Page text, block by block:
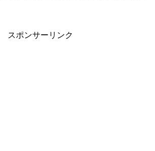
スポンサーリンク